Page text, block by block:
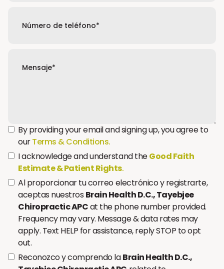
By providing your email and signing up, you agree to
ourTerms & Conditions.
I acknowledge and understand theGood Faith
Estimate & Patient Rights.
Al proporcionar tu correo electrónico y registrarte,
aceptas nuestros Brain Health D.C., Tayebjee
Chiropractic APCat the phone number provided.
Frequency may vary. Message & data rates may
apply. Text HELP for assistance, reply STOP to opt
out.
Reconozco y comprendo laBrain Health D.C.,